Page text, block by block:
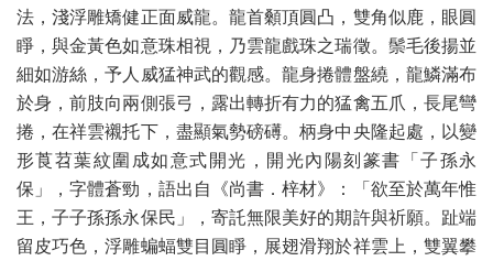
法，淺浮雕矯健正面威龍。龍首顙頂圓凸，雙角似鹿，眼圓
睜，與金黃色如意珠相視，乃雲龍戲珠之瑞徵。鬃毛後揚並
細如游絲，予人威猛神武的觀感。龍身捲體盤繞，龍鱗滿布
於身，前肢向兩側張弓，露出轉折有力的猛禽五爪，長尾彎
捲，在祥雲襯托下，盡顯氣勢磅礡。柄身中央隆起處，以變
形莨苕葉紋圍成如意式開光，開光內陽刻篆書「子孫永
保」，字體蒼勁，語出自《尚書．梓材》：「欲至於萬年惟
王，子子孫孫永保民」，寄託無限美好的期許與祈願。趾端
留皮巧色，浮雕蝙蝠雙目圓睜，展翅滑翔於祥雲上，雙翼攀